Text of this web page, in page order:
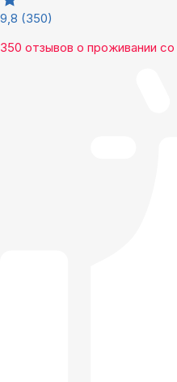
9,8 (350)
350 отзывов о проживании